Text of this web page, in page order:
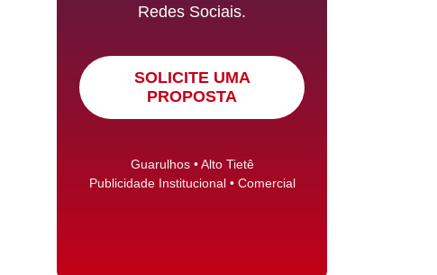
Redes Sociais.
SOLICITE UMA
PROPOSTA
Guarulhos • Alto Tietê
Publicidade Institucional • Comercial